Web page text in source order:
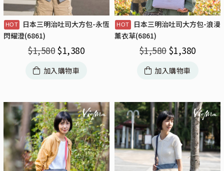
日本三明治吐司大方包-永恆
閃耀澄(6861)
$1,580 $1,380
加入購物車
日本三明治吐司大方包-浪漫
薰衣草(6861)
$1,580 $1,380
加入購物車